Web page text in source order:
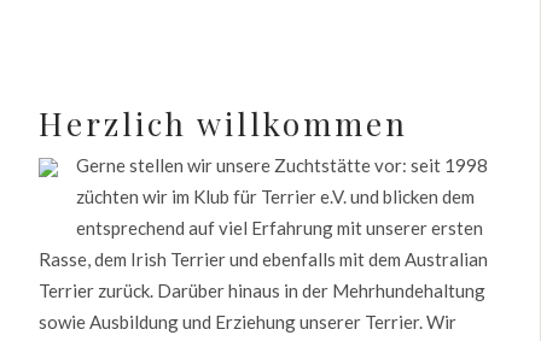
Herzlich willkommen
Gerne stellen wir unsere Zuchtstätte vor: seit 1998
züchten wir im Klub für Terrier e.V. und blicken dem
entsprechend auf viel Erfahrung mit unserer ersten
Rasse, dem Irish Terrier und ebenfalls mit dem Australian
Terrier zurück. Darüber hinaus in der Mehrhundehaltung
sowie Ausbildung und Erziehung unserer Terrier. Wir